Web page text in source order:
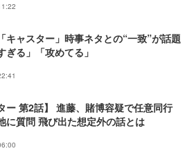
キャスター」時事ネタとの“一致”が話題
ぎる」「攻めてる」
ー 第2話】 進藤、賭博容疑で任意同行
に質問 飛び出た想定外の話とは